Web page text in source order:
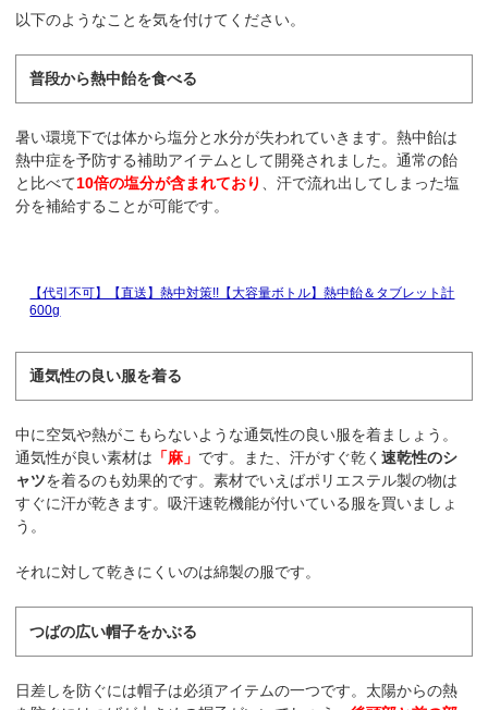
以下のようなことを気を付けてください。
普段から熱中飴を食べる
暑い環境下では体から塩分と水分が失われていきます。熱中飴は
熱中症を予防する補助アイテムとして開発されました。通常の飴
と比べて10倍の塩分が含まれており
、汗で流れ出してしまった塩
分を補給することが可能です。
【代引不可】【直送】熱中対策!!【大容量ボトル】熱中飴＆タブレット計
600g
通気性の良い服を着る
中に空気や熱がこもらないような通気性の良い服を着ましょう。
通気性が良い素材は 「麻」 です。また、汗がすぐ乾く速乾性のシ
ャツを着るのも効果的です。素材でいえばポリエステル製の物は
すぐに汗が乾きます。吸汗速乾機能が付いている服を買いましょ
う。
それに対して乾きにくいのは綿製の服です。
つばの広い帽子をかぶる
日差しを防ぐには帽子は必須アイテムの一つです。太陽からの熱